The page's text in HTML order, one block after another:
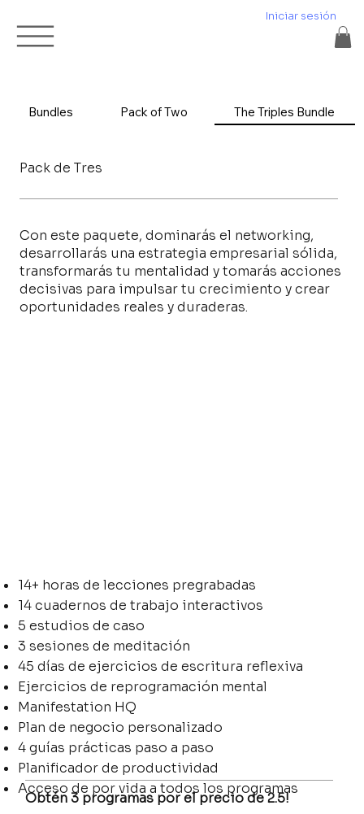
Iniciar sesión
Bundles Pack of Two The Triples Bundle
Pack de Tres
Con este paquete, dominarás el networking,
desarrollarás una estrategia empresarial sólida,
transformarás tu mentalidad y tomarás acciones
decisivas para impulsar tu crecimiento y crear
oportunidades reales y duraderas.
14+ horas de lecciones pregrabadas
14 cuadernos de trabajo interactivos
5 estudios de caso
3 sesiones de meditación
45 días de ejercicios de escritura reflexiva
Ejercicios de reprogramación mental
Manifestation HQ
Plan de negocio personalizado
4 guías prácticas paso a paso
Planificador de productividad
Acceso de por vida a todos los programas
Obtén 3 programas por el precio de 2.5!